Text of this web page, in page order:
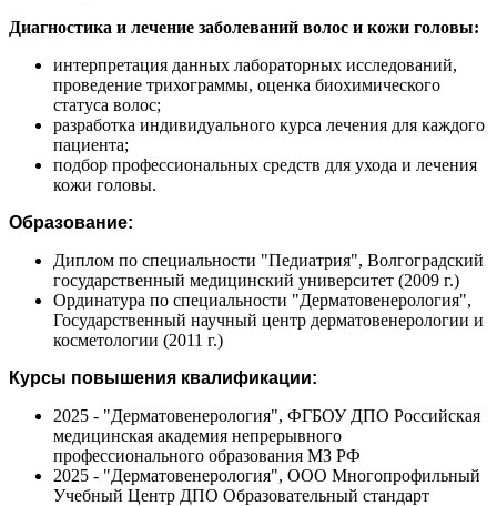
Диагностика и лечение заболеваний волос и кожи головы:
интерпретация данных лабораторных исследований,
проведение трихограммы, оценка биохимического
статуса волос;
разработка индивидуального курса лечения для каждого
пациента;
подбор профессиональных средств для ухода и лечения
кожи головы.
Образование:
Диплом по специальности "Педиатрия", Волгоградский
государственный медицинский университет (2009 г.)
Ординатура по специальности "Дерматовенерология",
Государственный научный центр дерматовенерологии и
косметологии (2011 г.)
Курсы повышения квалификации:
2025 - "Дерматовенерология", ФГБОУ ДПО Российская
медицинская академия непрерывного
профессионального образования МЗ РФ
2025 - "Дерматовенерология", ООО Многопрофильный
Учебный Центр ДПО Образовательный стандарт